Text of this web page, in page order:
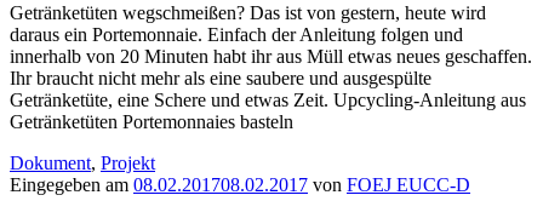
Getränketüten wegschmeißen? Das ist von gestern, heute wird
daraus ein Portemonnaie. Einfach der Anleitung folgen und
innerhalb von 20 Minuten habt ihr aus Müll etwas neues geschaffen.
Ihr braucht nicht mehr als eine saubere und ausgespülte
Getränketüte, eine Schere und etwas Zeit. Upcycling-Anleitung aus
Getränketüten Portemonnaies basteln
Dokument, Projekt
Eingegeben am 08.02.201708.02.2017 von FOEJ EUCC-D